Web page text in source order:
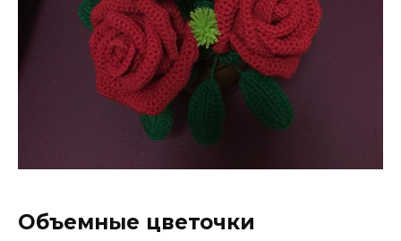
Объемные цветочки